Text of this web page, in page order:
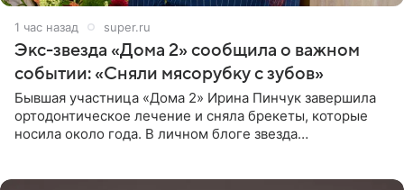
1 час назад super.ru
Экс-звезда «Дома 2» сообщила о важном
событии: «Сняли мясорубку с зубов»
Бывшая участница «Дома 2» Ирина Пинчук завершила
ортодонтическое лечение и сняла брекеты, которые
носила около года. В личном блоге звезда